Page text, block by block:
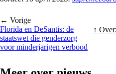
← Vorige
Florida en DeSantis: de
staatswet die genderzorg
voor minderjarigen verbood
↑